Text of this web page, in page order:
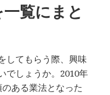
覧にまと
してもらう際、興味
でしょうか。2010年
ある業法となった